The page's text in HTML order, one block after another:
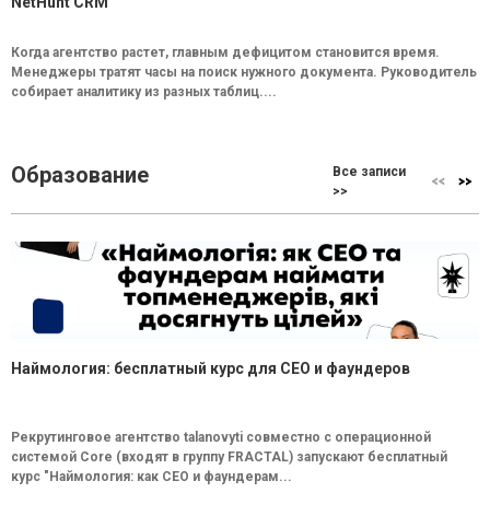
Когда агентство растет, главным дефицитом становится время.
Менеджеры тратят часы на поиск нужного документа. Руководитель
собирает аналитику из разных таблиц....
Образование
Все записи
>>
Наймология: бесплатный курс для CEO и фаундеров
Рекрутинговое агентство talanovyti совместно с операционной
системой Core (входят в группу FRACTAL) запускают бесплатный
курс "Наймология: как СEO и фаундерам...